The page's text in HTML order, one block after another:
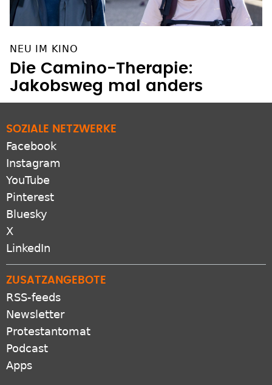
NEU IM KINO
Die Camino-Therapie:
Jakobsweg mal anders
SOZIALE NETZWERKE
Facebook
Instagram
YouTube
Pinterest
Bluesky
X
LinkedIn
ZUSATZANGEBOTE
RSS-feeds
Newsletter
Protestantomat
Podcast
Apps